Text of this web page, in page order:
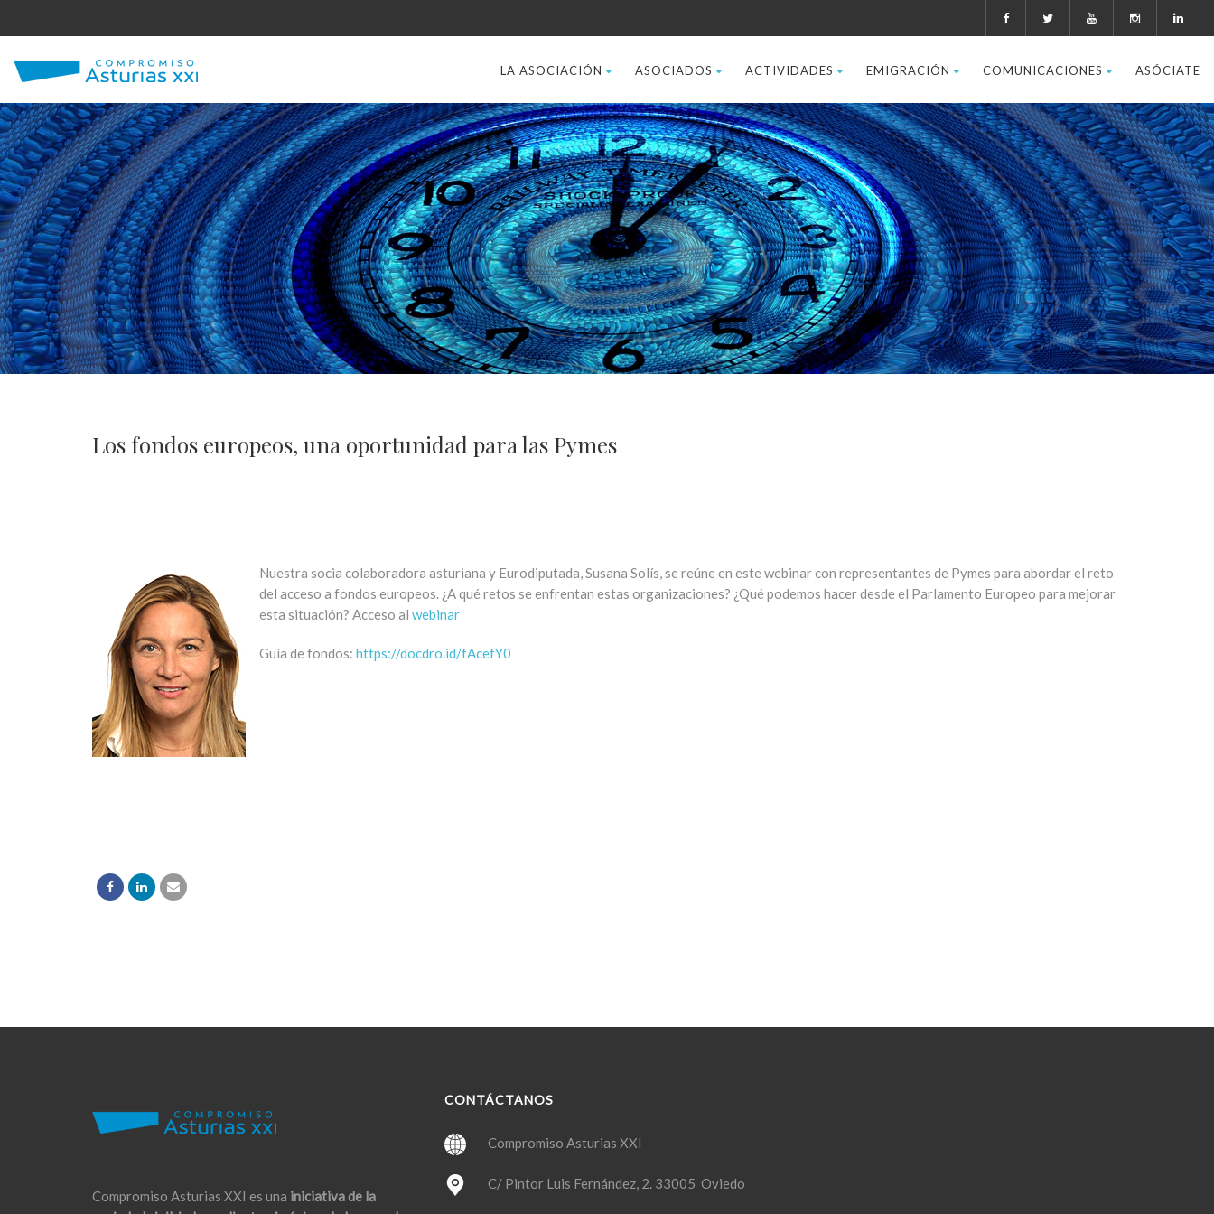
LA ASOCIACIÓN ASOCIADOS ACTIVIDADES EMIGRACIÓN COMUNICACIONES ASÓCIATE
Los fondos europeos, una oportunidad para las Pymes
Nuestra socia colaboradora asturiana y Eurodiputada, Susana Solís, se reúne en este webinar con representantes de Pymes para abordar el reto
del acceso a fondos europeos. ¿A qué retos se enfrentan estas organizaciones? ¿Qué podemos hacer desde el Parlamento Europeo para mejorar
esta situación? Acceso al webinar
Guía de fondos: https://docdro.id/fAcefY0
Compromiso Asturias XXI es una iniciativa de la
CONTÁCTANOS
Compromiso Asturias XXI
C/ Pintor Luis Fernández, 2. 33005 Oviedo